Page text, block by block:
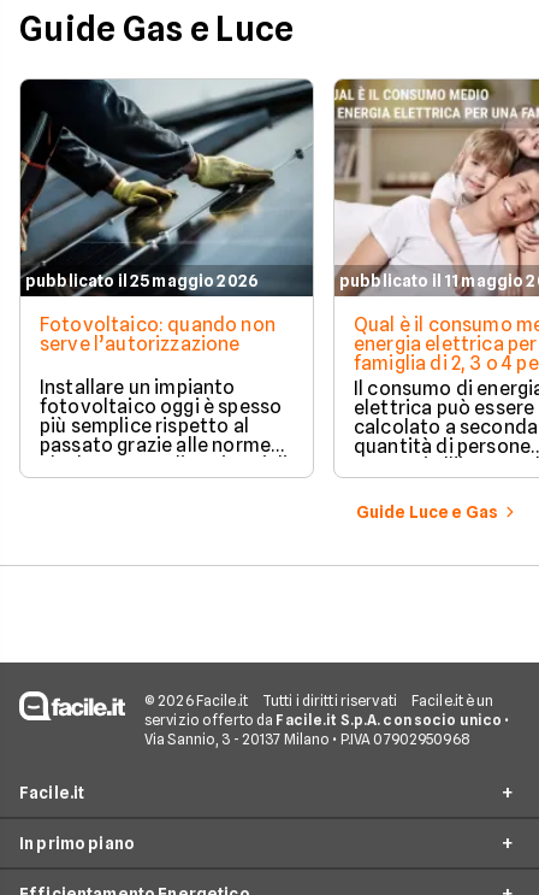
Guide Gas e Luce
pubblicato il 25 maggio 2026
Fotovoltaico: quando non
serve l’autorizzazione
Installare un impianto
fotovoltaico oggi è spesso
più semplice rispetto al
passato grazie alle norme
che hanno ampliato i casi di
edilizia libera.
pubblicato il 11 maggio
Qual è il consumo
energia elettrica per
famiglia di 2, 3 o 4
Il consumo di
elettrica può essere
calcolato a
quantità di persone
presenti all'interno
determinato
numerosi i fattori
influenzano questo
considerazione per
Guide Luce e Gas
© 2026 Facile.it Tutti i diritti riservati
Facile.it è un
servizio offerto da Facile.it S.p.A. con socio unico •
Via Sannio, 3 - 20137 Milano • P.IVA 07902950968
Facile.it
Assicurazioni
In primo piano